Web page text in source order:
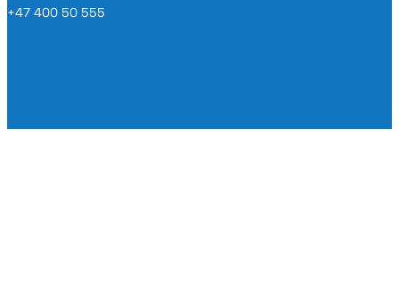
+47 400 50 555